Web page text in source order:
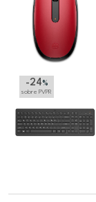
-24 %
sobre PVPR